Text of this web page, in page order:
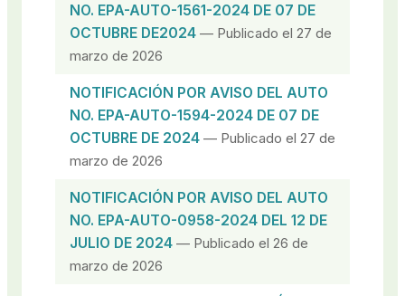
NO. EPA-AUTO-1561-2024 DE 07 DE
OCTUBRE DE2024 — Publicado el 27 de
marzo de 2026
NOTIFICACIÓN POR AVISO DEL AUTO
NO. EPA-AUTO-1594-2024 DE 07 DE
OCTUBRE DE 2024 — Publicado el 27 de
marzo de 2026
NOTIFICACIÓN POR AVISO DEL AUTO
NO. EPA-AUTO-0958-2024 DEL 12 DE
JULIO DE 2024 — Publicado el 26 de
marzo de 2026